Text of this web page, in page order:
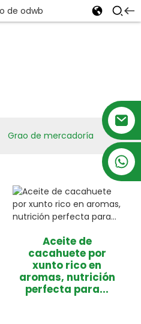
Grao de mercadoría
Aceite de
cacahuete por
xunto rico en
aromas, nutrición
perfecta para...